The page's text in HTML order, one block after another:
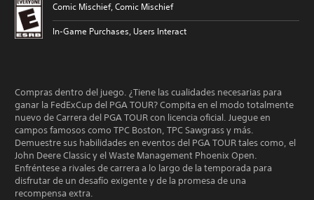
Comic Mischief, Comic Mischief
In-Game Purchases, Users Interact
Compras dentro del juego. ¿Tiene las cualidades necesarias para
ganar la FedExCup del PGA TOUR? Compita en el modo totalmente
nuevo de Carrera del PGA TOUR con licencia oficial. Juegue en
campos famosos como TPC Boston, TPC Sawgrass y más.
Demuestre sus habilidades en eventos del PGA TOUR tales como, el
John Deere Classic y el Waste Management Phoenix Open.
Enfréntese a rivales de carrera a lo largo de la temporada para
disfrutar de un desafío exigente y de la promesa de una
recompensa extra.